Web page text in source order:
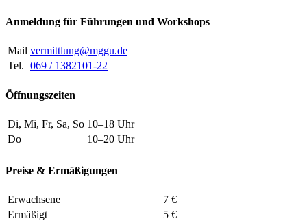
Anmeldung für Führungen und Workshops
Mail vermittlung@mggu.de
Tel. 069 / 1382101-22
Öffnungszeiten
Di, Mi, Fr, Sa, So 10–18 Uhr
Do
10–20 Uhr
Preise & Ermäßigungen
Erwachsene
7 €
Ermäßigt
5 €